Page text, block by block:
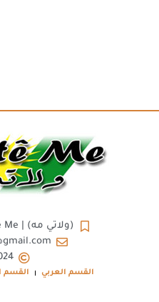
(ولاتي مه) | Welatê Me الاخباري الكور
القسم العربي القسم